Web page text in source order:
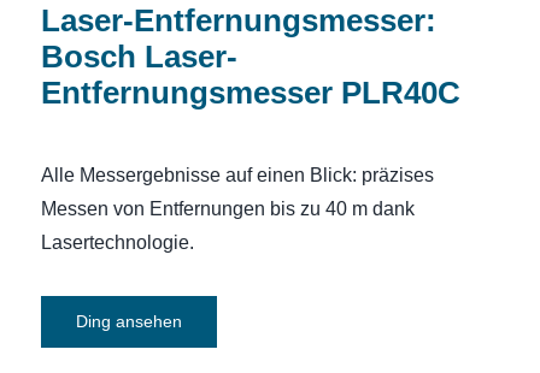
Laser-Entfernungsmesser:
Bosch Laser-
Entfernungsmesser PLR40C
Alle Messergebnisse auf einen Blick: präzises
Messen von Entfernungen bis zu 40 m dank
Lasertechnologie.
Ding ansehen